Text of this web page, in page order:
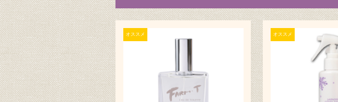
オススメ オススメ